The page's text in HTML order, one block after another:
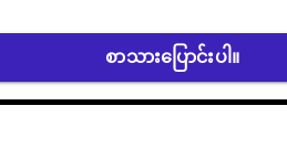
စာသားပြောင်းပါ။